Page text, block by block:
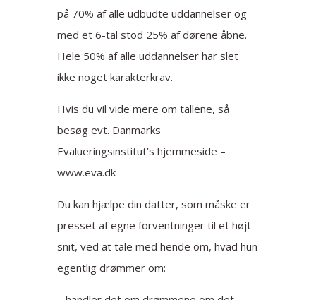
på 70% af alle udbudte uddannelser og
med et 6-tal stod 25% af dørene åbne.
Hele 50% af alle uddannelser har slet
ikke noget karakterkrav.
Hvis du vil vide mere om tallene, så
besøg evt. Danmarks
Evalueringsinstitut’s hjemmeside –
www.eva.dk
Du kan hjælpe din datter, som måske er
presset af egne forventninger til et højt
snit, ved at tale med hende om, hvad hun
egentlig drømmer om: